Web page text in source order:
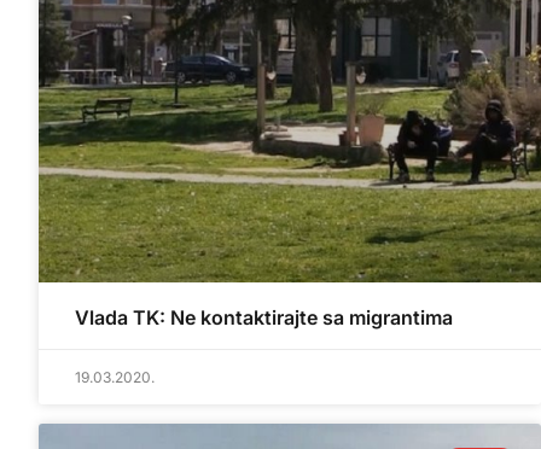
Vlada TK: Ne kontaktirajte sa migrantima
19.03.2020.